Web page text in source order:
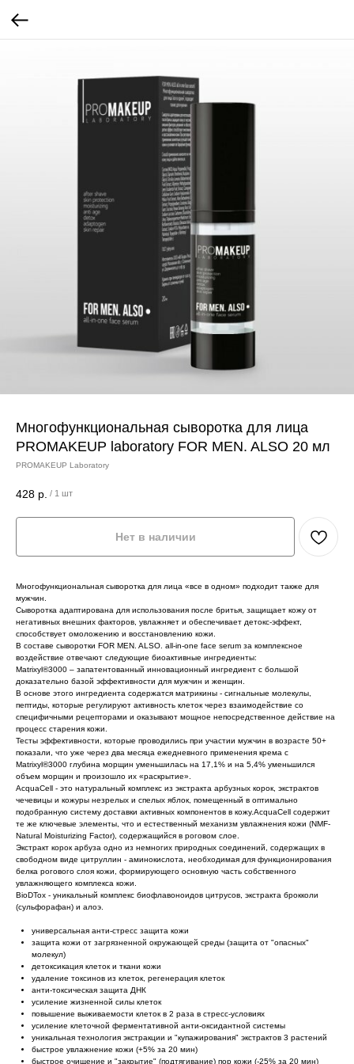
Многофункциональная сыворотка для лица
PROMAKEUP laboratory FOR MEN. ALSO 20 мл
PROMAKEUP Laboratory
428 р. / 1 шт
Нет в наличии
Многофункциональная сыворотка для лица «все в одном» подходит также для
мужчин.
Сыворотка адаптирована для использования после бритья, защищает кожу от
негативных внешних факторов, увлажняет и обеспечивает детокс-эффект,
способствует омоложению и восстановлению кожи.
В составе сыворотки FOR MEN. ALSO. all-in-one face serum за комплексное
воздействие отвечают следующие биоактивные ингредиенты:
Matrixyl®3000 – запатентованный инновационный ингредиент с большой
доказательно базой эффективности для мужчин и женщин.
В основе этого ингредиента содержатся матрикины - сигнальные молекулы,
пептиды, которые регулируют активность клеток через взаимодействие со
специфичными рецепторами и оказывают мощное непосредственное действие на
процесс старения кожи.
Тесты эффективности, которые проводились при участии мужчин в возрасте 50+
показали, что уже через два месяца ежедневного применения крема с
Matrixyl®3000 глубина морщин уменьшилась на 17,1% и на 5,4% уменьшился
объем морщин и произошло их «раскрытие».
AcquaCell - это натуральный комплекс из экстракта арбузных корок, экстрактов
чечевицы и кожуры незрелых и спелых яблок, помещенный в оптимально
подобранную систему доставки активных компонентов в кожу.AcquaCell содержит
те же ключевые элементы, что и естественный механизм увлажнения кожи (NMF-
Natural Moisturizing Factor), содержащийся в роговом слое.
Экстракт корок арбуза одно из немногих природных соединений, содержащих в
свободном виде цитруллин - аминокислота, необходимая для функционирования
белка рогового слоя кожи, формирующего основную часть собственного
увлажняющего комплекса кожи.
BioDTox - уникальный комплекс биофлавоноидов цитрусов, экстракта брокколи
(сульфорафан) и алоэ.
универсальная анти-стресс защита кожи
защита кожи от загрязненной окружающей среды (защита от "опасных"
молекул)
детоксикация клеток и ткани кожи
удаление токсинов из клеток, регенерация клеток
анти-токсическая защита ДНК
усиление жизненной силы клеток
повышение выживаемости клеток в 2 раза в стресс-условиях
усиление клеточной ферментативной анти-оксидантной системы
уникальная технология экстракции и "купажирования" экстрактов 3 растений
быстрое увлажнение кожи (+5% за 20 мин)
быстрое очищение и "закрытие" (подтягивание) пор кожи (-25% за 20 мин)